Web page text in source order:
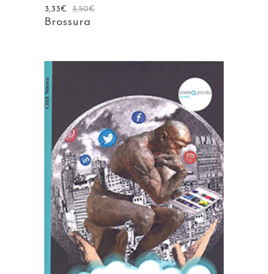
3,50€
3,33€
Brossura
AGGIUNGI AL CARRELLO